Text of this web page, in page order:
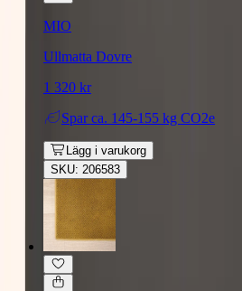
MIO
Ullmatta Dovre
1 320 kr
Spar ca. 145-155 kg CO2e
Lägg i varukorg
SKU: 206583